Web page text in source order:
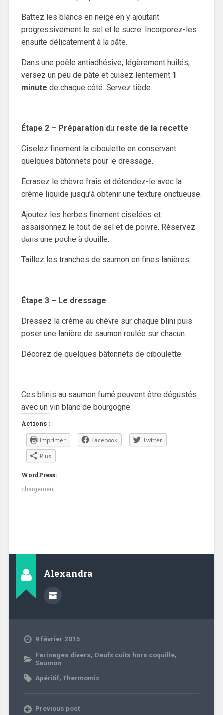
Battez les blancs en neige en y ajoutant
progressivement le sel et le sucre. Incorporez-les
ensuite délicatement à la pâte.
Dans une poêle antiadhésive, légèrement huilés,
versez un peu de pâte et cuisez lentement 1
minute de chaque côté. Servez tiède.
Étape 2 – Préparation du reste de la recette
Ciselez finement la ciboulette en conservant
quelques bâtonnets pour le dressage.
Écrasez le chèvre frais et détendez-le avec la
crème liquide jusqu’à obtenir une texture onctueuse.
Ajoutez les herbes finement ciselées et
assaisonnez le tout de sel et de poivre. Réservez
dans une poche à douille.
Taillez les tranches de saumon en fines lanières.
Étape 3 – Le dressage
Dressez la crème au chèvre sur chaque blini puis
poser une lanière de saumon roulée sur chacun.
Décorez de quelques bâtonnets de ciboulette.
Ces blinis au saumon fumé peuvent être dégustés
avec un vin blanc de bourgogne.
Actions :
Imprimer Facebook
Twitter
Plus
WordPress:
chargement…
Alexandra
9 février 2015
Farinages divers, Oeufs cuits hors coquille,
Saumon
Apéritif, Thermomix
Previous post